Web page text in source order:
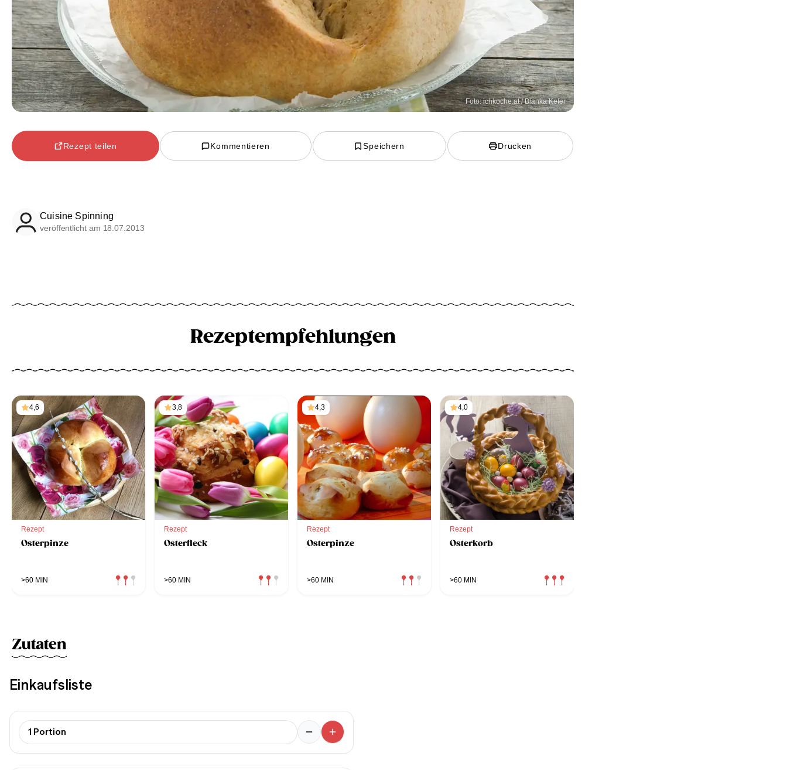
Foto: ichkoche.at / Blanka Kefer
Rezept teilen Kommentieren Speichern Drucken
Cuisine Spinning
veröffentlicht am 18.07.2013
Rezeptempfehlungen
4,6
Rezept
Osterpinze
>60 MIN
3,8
Rezept
Osterfleck
>60 MIN
4,3
Rezept
Osterpinze
>60 MIN
4,0
Rezept
Osterkorb
>60 MIN
Zutaten